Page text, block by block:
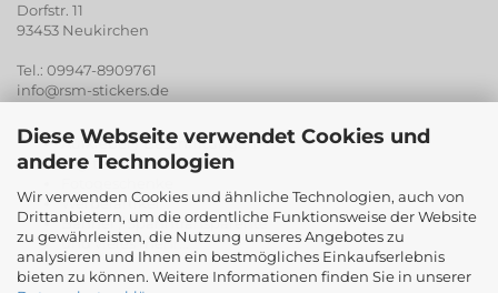
Diese Webseite verwendet Cookies und
andere Technologien
Wir verwenden Cookies und ähnliche Technologien, auch von
Drittanbietern, um die ordentliche Funktionsweise der Website
zu gewährleisten, die Nutzung unseres Angebotes zu
analysieren und Ihnen ein bestmögliches Einkaufserlebnis
bieten zu können. Weitere Informationen finden Sie in unserer
Dorfstr. 11
93453 Neukirchen
Tel.: 09947-8909761
info@rsm-stickers.de
Aufkleber / Beschriftungen
Digitaldruck
Werberartikel
Banner / Spanntransparente
und vieles mehr...